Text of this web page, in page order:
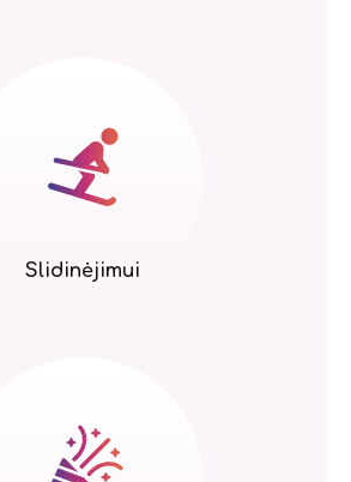
Slidinėjimui